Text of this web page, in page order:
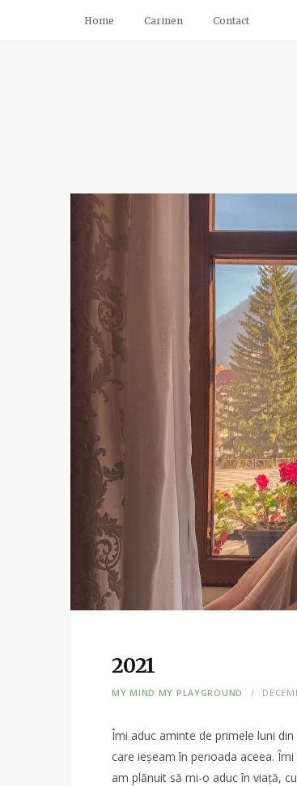
Home Carmen Contact
2021
MY MIND MY PLAYGROUND
Îmi aduc aminte de primele luni
care ieșeam în perioada aceea.
am plănuit să mi-o aduc în viață,